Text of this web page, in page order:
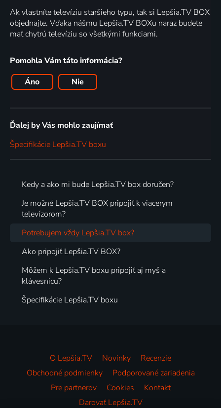
Ak vlastníte televíziu staršieho typu, tak si Lepšia.TV BOX
objednajte. Vďaka nášmu Lepšia.TV BOXu naraz budete
mať chytrú televíziu so všetkými funkciami.
Pomohla Vám táto informácia?
Áno
Nie
Ďalej by Vás mohlo zaujímať
Špecifikácie Lepšia.TV boxu
Kedy a ako mi bude Lepšia.TV box doručen?
Je možné Lepšia.TV BOX pripojiť k viacerym
televízorom?
Potrebujem vždy Lepšia.TV box?
Ako pripojiť Lepšia.TV BOX?
Môžem k Lepšia.TV boxu pripojiť aj myš a
klávesnicu?
Špecifikácie Lepšia.TV boxu
O Lepšia.TV Novinky
Recenzie
Obchodné podmienky
Podporované zariadenia
Pre partnerov
Cookies
Kontakt
Darovať Lepšia.TV